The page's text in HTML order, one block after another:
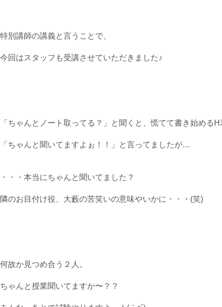
特別講師の講義と言うことで、
今回はスタッフも受講させていただきました♪
「ちゃんとノート取ってる？」と聞くと、慌てて書き始める
「ちゃんと聞いてますよぉ！！」と言ってましたが…
・・・本当にちゃんと聞いてました？
隣のお目付け役、大藪の苦笑いの意味やいかに・・・(笑)
何故か見つめ合う２人。
ちゃんと授業聞いてますか〜？？